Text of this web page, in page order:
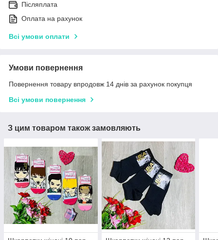
Післяплата
Оплата на рахунок
Всі умови оплати
Умови повернення
Повернення товару впродовж 14 днів за рахунок покупця
Всі умови повернення
З цим товаром також замовляють